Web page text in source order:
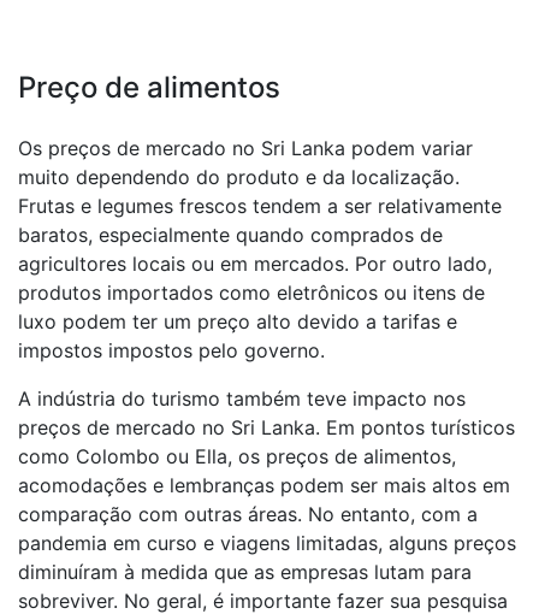
Preço de alimentos
Os preços de mercado no Sri Lanka podem variar
muito dependendo do produto e da localização.
Frutas e legumes frescos tendem a ser relativamente
baratos, especialmente quando comprados de
agricultores locais ou em mercados. Por outro lado,
produtos importados como eletrônicos ou itens de
luxo podem ter um preço alto devido a tarifas e
impostos impostos pelo governo.
A indústria do turismo também teve impacto nos
preços de mercado no Sri Lanka. Em pontos turísticos
como Colombo ou Ella, os preços de alimentos,
acomodações e lembranças podem ser mais altos em
comparação com outras áreas. No entanto, com a
pandemia em curso e viagens limitadas, alguns preços
diminuíram à medida que as empresas lutam para
sobreviver. No geral, é importante fazer sua pesquisa